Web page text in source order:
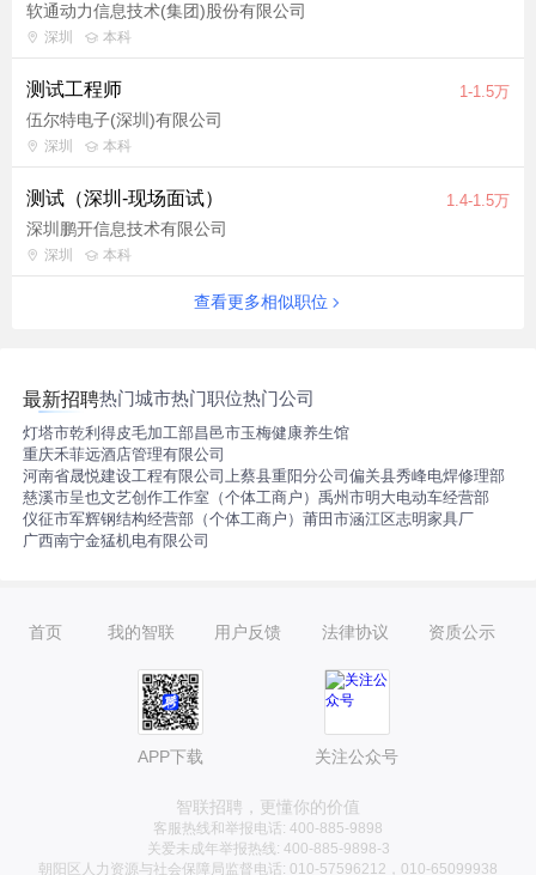
软通动力信息技术(集团)股份有限公司
深圳 本科
测试工程师 1-1.5万
伍尔特电子(深圳)有限公司
深圳 本科
测试（深圳-现场面试） 1.4-1.5万
深圳鹏开信息技术有限公司
深圳 本科
查看更多相似职位
最新招聘热门城市热门职位热门公司
灯塔市乾利得皮毛加工部昌邑市玉梅健康养生馆
重庆禾菲远酒店管理有限公司
河南省晟悦建设工程有限公司上蔡县重阳分公司偏关县秀峰电焊修理部
慈溪市呈也文艺创作工作室（个体工商户）禹州市明大电动车经营部
仪征市军辉钢结构经营部（个体工商户）莆田市涵江区志明家具厂
广西南宁金猛机电有限公司
首页 我的智联 用户反馈 法律协议 资质公示
APP下载 关注公众号
智联招聘，更懂你的价值
客服热线和举报电话: 400-885-9898
关爱未成年举报热线: 400-885-9898-3
朝阳区人力资源与社会保障局监督电话: 010-57596212，010-65099938